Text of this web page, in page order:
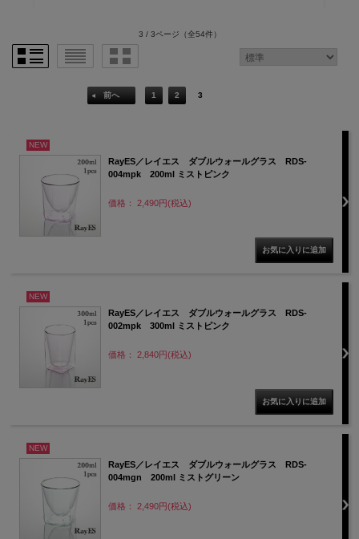
3 / 3ページ （全54件）
前へ 1 2 3
NEW
RayES／レイエス ダブルウォールグラス RDS-
004mpk 200ml ミストピンク
価格： 2,490円(税込)
NEW
RayES／レイエス ダブルウォールグラス RDS-
002mpk 300ml ミストピンク
価格： 2,840円(税込)
NEW
RayES／レイエス ダブルウォールグラス RDS-
004mgn 200ml ミストグリーン
価格： 2,490円(税込)